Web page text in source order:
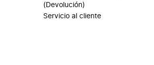
(Devolución)
Servicio al cliente